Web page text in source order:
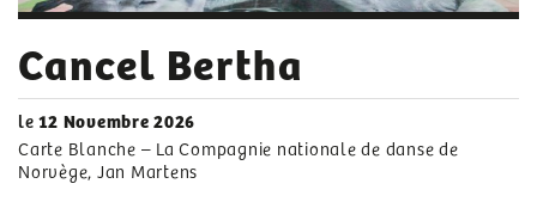
Cancel Bertha
le12 Novembre 2026
Carte Blanche – La Compagnie nationale de danse de
Norvège, Jan Martens